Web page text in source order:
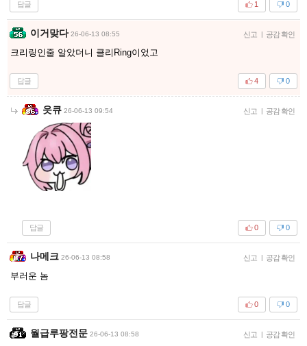
답글 0
1
이거맞다 26-06-13 08:55 신고 | 공감 확인
크리링인줄 알았더니 클리Ring이었고
답글 0
4
읏큐 26-06-13 09:54 신고 | 공감 확인
답글 0
0
나메크 26-06-13 08:58 신고 | 공감 확인
부러운 놈
답글 0
0
월급루팡전문 26-06-13 08:58 신고 | 공감 확인